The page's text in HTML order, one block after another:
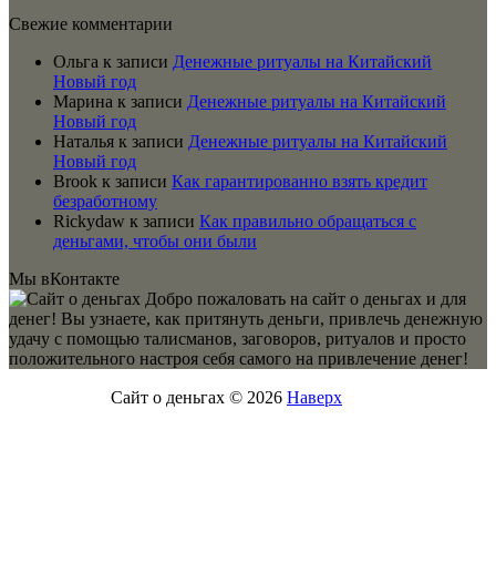
Свежие комментарии
Ольга к записи Денежные ритуалы на Китайский
Новый год
Марина к записи Денежные ритуалы на Китайский
Новый год
Наталья к записи Денежные ритуалы на Китайский
Новый год
Brook к записи Как гарантированно взять кредит
безработному
Rickydaw к записи Как правильно обращаться с
деньгами, чтобы они были
Мы вКонтакте
Добро пожаловать на сайт о деньгах и для
денег! Вы узнаете, как притянуть деньги, привлечь денежную
удачу с помощью талисманов, заговоров, ритуалов и просто
положительного настроя себя самого на привлечение денег!
Сайт о деньгах © 2026 Наверх